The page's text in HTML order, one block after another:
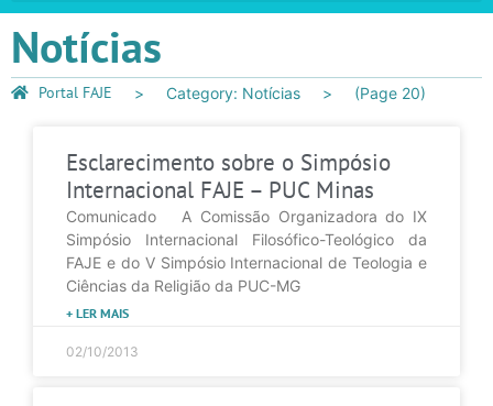
Notícias
Portal FAJE Category: Notícias (Page 20)
Esclarecimento sobre o Simpósio
Internacional FAJE – PUC Minas
Comunicado A Comissão Organizadora do IX
Simpósio Internacional Filosófico-Teológico da
FAJE e do V Simpósio Internacional de Teologia e
Ciências da Religião da PUC-MG
+ LER MAIS
02/10/2013